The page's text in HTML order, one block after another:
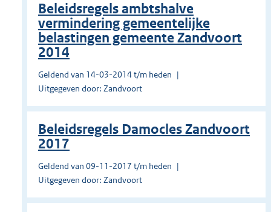
Beleidsregels ambtshalve
vermindering gemeentelijke
belastingen gemeente Zandvoort
2014
Geldend van 14-03-2014 t/m heden
Uitgegeven door: Zandvoort
Beleidsregels Damocles Zandvoort
2017
Geldend van 09-11-2017 t/m heden
Uitgegeven door: Zandvoort